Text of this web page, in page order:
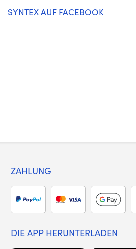
SYNTEX AUF FACEBOOK
ZAHLUNG
DIE APP HERUNTERLADEN